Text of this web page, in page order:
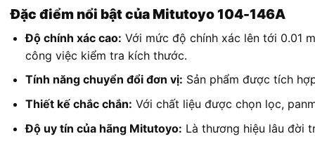
Đặc điểm nổi bật của Mitutoyo 104-146A
Độ chính xác cao: Với mức độ chính xác lên tới 0.01
công việc kiểm tra kích thước.
Tính năng chuyển đổi đơn vị: Sản phẩm được tích
Thiết kế chắc chắn: Với chất liệu được chọn lọc,
Độ uy tín của hãng Mitutoyo: Là thương hiệu lâu đời